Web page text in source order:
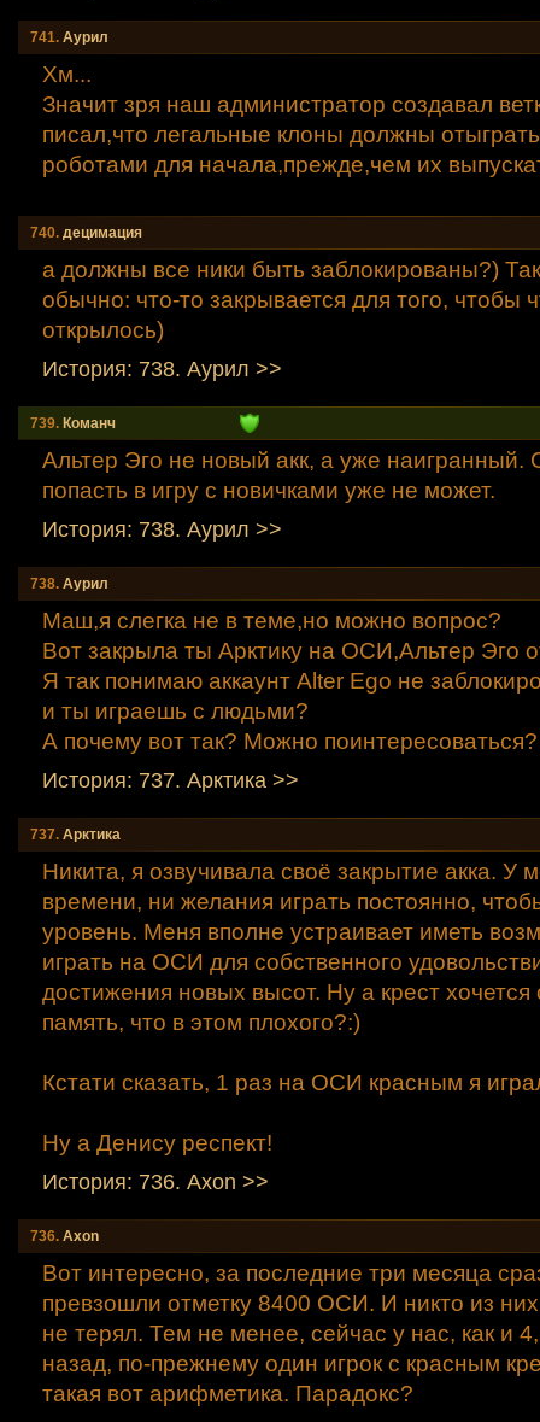
741. Аурил
Хм...
Значит зря наш администратор создавал
писал,что легальные клоны должны
роботами для начала,прежде,чем их
740. децимация
а должны все ники быть заблокированы?)
обычно: что-то закрывается для того, чтобы
открылось)
История: 738. Аурил >>
739. Команч
Альтер Эго не новый акк, а уже наигранный.
попасть в игру с новичками уже не может.
История: 738. Аурил >>
738. Аурил
Маш,я слегка не в теме,но можно вопрос?
Вот закрыла ты Арктику на ОСИ,Альтер Эго
Я так понимаю аккаунт Alter Ego не
и ты играешь с людьми?
А почему вот так? Можно поинтересоваться?
История: 737. Аpктика >>
737. Аpктика
Никита, я озвучивала своё закрытие акка. У
времени, ни желания играть постоянно,
уровень. Меня вполне устраивает иметь
играть на ОСИ для собственного
достижения новых высот. Ну а крест хочется
память, что в этом плохого?:)
Кстати сказать, 1 раз на ОСИ красным я
Ну а Денису респект!
История: 736. Axon >>
736. Axon
Вот интересно, за последние три месяца
превзошли отметку 8400 ОСИ. И никто из
не терял. Тем не менее, сейчас у нас, как и
назад, по-прежнему один игрок с красным
такая вот арифметика. Парадокс?